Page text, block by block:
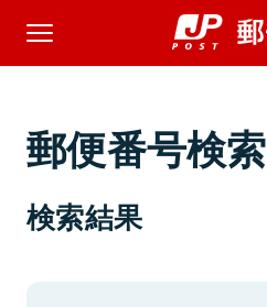
郵便番号検索
検索結果